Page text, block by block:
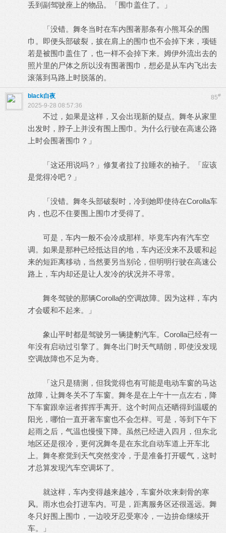
丢到副驾驶座上的物品。「围巾盖住了。」
「没错。舞冬当时在车内围著那条有小熊耳朵的围
巾。即便头部破裂，披在肩上的围巾也不会掉下来，项链
若是被围巾盖住了，也一样不会掉下来。姆伊外流出去的
照片里的尸体之所以没有围著围巾，想必是从车内飞出去
滚落到马路上时脱落的。
85#
black白夜
2025-9-28 08:57:36
不过，如果是这样，又会出现新的疑点。舞冬从家里
出发时，脖子上并没有围上围巾。为什么行驶在高速公路
上时会围著围巾？」
「这还用说吗？」修复者拉了拉睡衣的袖子。「应该
是觉得冷吧？」
「没错。舞冬头部破裂时，冷到她即使待在Corolla车
内，也忍不住要围上围巾才受得了。
可是，车内一般不会冷成那样。毕竟车内有汽车空
调。如果是那种已经抵达目的地，车内还没来不及暖和起
来的短距离移动，当然要另当别论，但明明行驶在高速公
路上，车内却还是让人发冷的状况并不寻常。
舞冬驾驶的那辆Corolla的空调故障。因为这样，车内
才会暖和不起来。」
象山平时都是驾驶另一辆捷豹汽车。Corolla已经有一
年没有启动过引擎了。舞冬出门时天气晴朗，即使没发现
空调故障也不足为奇。
「这只是猜测，但我觉得也有可能是电动车窗的马达
故障，让舞冬关不了车窗。舞冬是在上午十一点左右，降
下车窗跟幸运者挥挥手离开。这个时间点还晒得到温暖的
阳光，哪怕一直开著车窗也不会怎样。可是，等到下午下
起雨之后，气温也慢慢下降。虽然已经进入四月，但东北
地区还是很冷，更何况舞冬是在东北自动车道上开车北
上。舞冬察觉到天气突然变冷，于是准备打开暖气，这时
才总算发现汽车空调坏了。
就这样，车内变得越来越冷，车窗外吹来刺骨的寒
风。雨水也会打进车内。可是，距离服务区还很遥远。舞
冬只好围上围巾，一边咬牙忍受寒冷，一边拚命继续开
车。」